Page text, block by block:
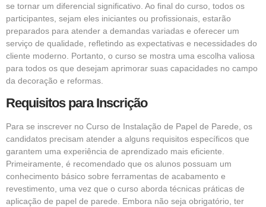
se tornar um diferencial significativo. Ao final do curso, todos os
participantes, sejam eles iniciantes ou profissionais, estarão
preparados para atender a demandas variadas e oferecer um
serviço de qualidade, refletindo as expectativas e necessidades do
cliente moderno. Portanto, o curso se mostra uma escolha valiosa
para todos os que desejam aprimorar suas capacidades no campo
da decoração e reformas.
Requisitos para Inscrição
Para se inscrever no Curso de Instalação de Papel de Parede, os
candidatos precisam atender a alguns requisitos específicos que
garantem uma experiência de aprendizado mais eficiente.
Primeiramente, é recomendado que os alunos possuam um
conhecimento básico sobre ferramentas de acabamento e
revestimento, uma vez que o curso aborda técnicas práticas de
aplicação de papel de parede. Embora não seja obrigatório, ter